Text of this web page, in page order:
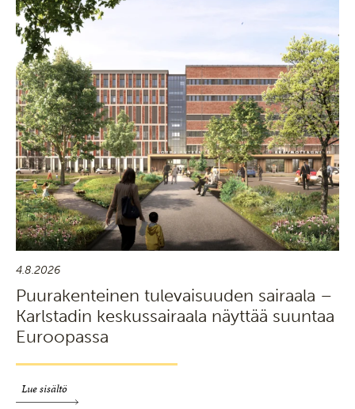
4.8.2026
Puurakenteinen tulevaisuuden sairaala –
Karlstadin keskussairaala näyttää suuntaa
Euroopassa
Lue sisältö